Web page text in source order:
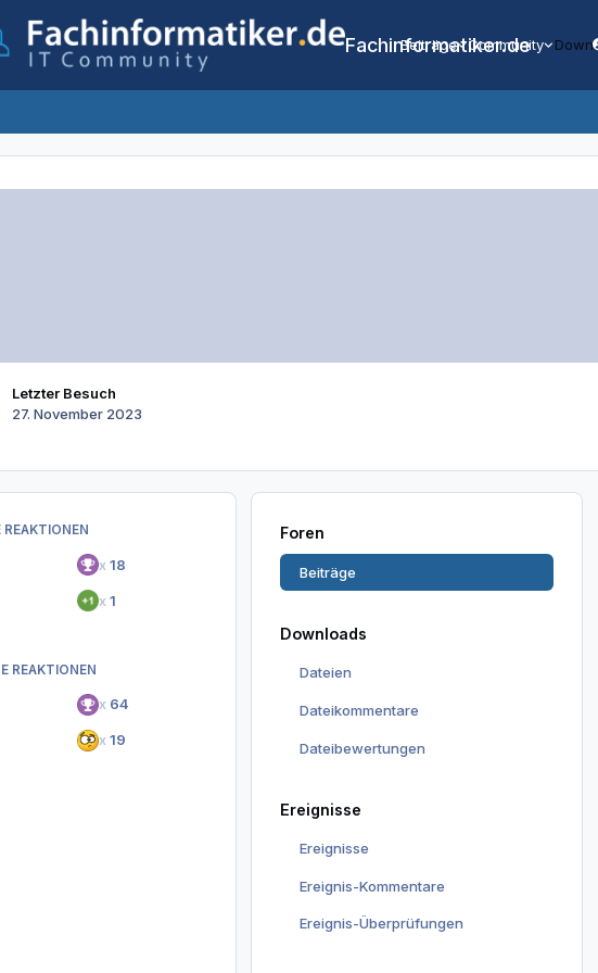
Fachinformatiker.de
Beiträge Community
Letzter Besuch
27. November 2023
REAKTIONEN
x 18
x 1
REAKTIONEN
x 64
x 19
Foren
Beiträge
Downloads
Dateien
Dateikommentare
Dateibewertungen
Ereignisse
Ereignisse
Ereignis-Kommentare
Ereignis-Überprüfungen